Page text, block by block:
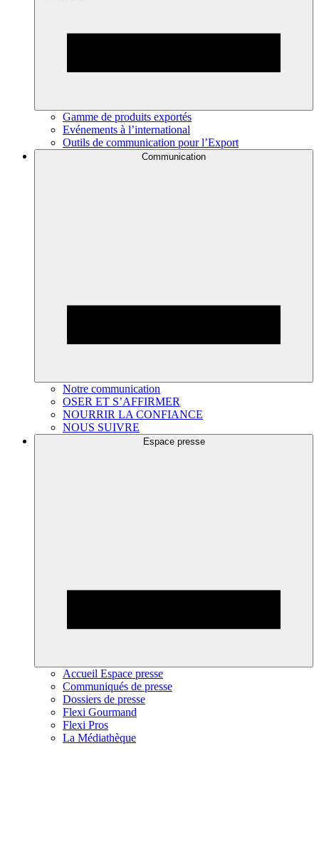
Gamme de produits exportés
Evénements à l’international
Outils de communication pour l’Export
Communication
Notre communication
OSER ET S’AFFIRMER
NOURRIR LA CONFIANCE
NOUS SUIVRE
Espace presse
Accueil Espace presse
Communiqués de presse
Dossiers de presse
Flexi Gourmand
Flexi Pros
La Médiathèque